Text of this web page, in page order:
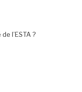
l’ESTA ?